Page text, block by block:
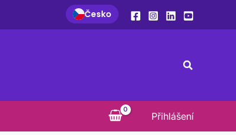
Česko
Hledat
Přihlášení